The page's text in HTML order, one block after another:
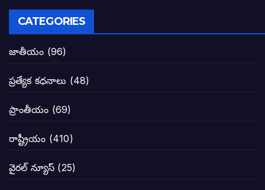
CATEGORIES
జాతీయం (96)
ప్రత్యేక కధనాలు (48)
ప్రాంతీయం (69)
రాష్ట్రీయం (410)
వైరల్ న్యూస్ (25)